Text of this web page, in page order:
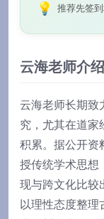
💡 推荐先签
云海老师介绍
云海老师长期致
究，尤其在道家
积累。据公开资
授传统学术思想
现与跨文化比较
以理性态度整理